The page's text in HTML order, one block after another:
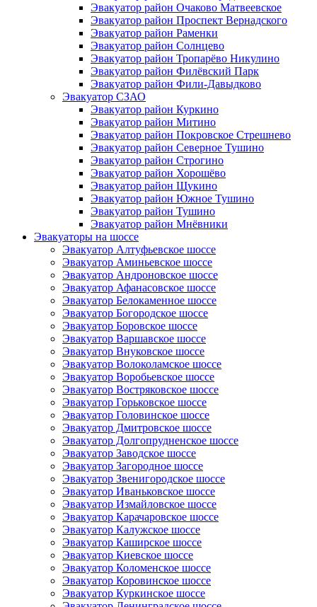
Эвакуатор район Очаково Матвеевское
Эвакуатор район Проспект Вернадского
Эвакуатор район Раменки
Эвакуатор район Солнцево
Эвакуатор район Тропарёво Никулино
Эвакуатор район Филёвский Парк
Эвакуатор район Фили-Давыдково
Эвакуатор СЗАО
Эвакуатор район Куркино
Эвакуатор район Митино
Эвакуатор район Покровское Стрешнево
Эвакуатор район Северное Тушино
Эвакуатор район Строгино
Эвакуатор район Хорошёво
Эвакуатор район Щукино
Эвакуатор район Южное Тушино
Эвакуатор район Тушино
Эвакуатор район Мнёвники
Эвакуаторы на шоссе
Эвакуатор Алтуфьевское шоссе
Эвакуатор Аминьевское шоссе
Эвакуатор Андроновское шоссе
Эвакуатор Афанасовское шоссе
Эвакуатор Белокаменное шоссе
Эвакуатор Богородское шоссе
Эвакуатор Боровское шоссе
Эвакуатор Варшавское шоссе
Эвакуатор Внуковское шоссе
Эвакуатор Волоколамское шоссе
Эвакуатор Воробьевское шоссе
Эвакуатор Востряковское шоссе
Эвакуатор Горьковское шоссе
Эвакуатор Головинское шоссе
Эвакуатор Дмитровское шоссе
Эвакуатор Долгопрудненское шоссе
Эвакуатор Заводское шоссе
Эвакуатор Загородное шоссе
Эвакуатор Звенигородское шоссе
Эвакуатор Иваньковское шоссе
Эвакуатор Измайловское шоссе
Эвакуатор Карачаровское шоссе
Эвакуатор Калужское шоссе
Эвакуатор Каширское шоссе
Эвакуатор Киевское шоссе
Эвакуатор Коломенское шоссе
Эвакуатор Коровинское шоссе
Эвакуатор Куркинское шоссе